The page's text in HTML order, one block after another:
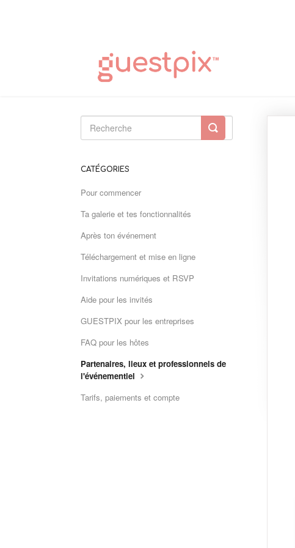
Toggle
Search
CATÉGORIES
Pour commencer
Ta galerie et tes fonctionnalités
Après ton événement
Téléchargement et mise en ligne
Invitations numériques et RSVP
Aide pour les invités
GUESTPIX pour les entreprises
FAQ pour les hôtes
Partenaires, lieux et professionnels de
l'événementiel
Tarifs, paiements et compte